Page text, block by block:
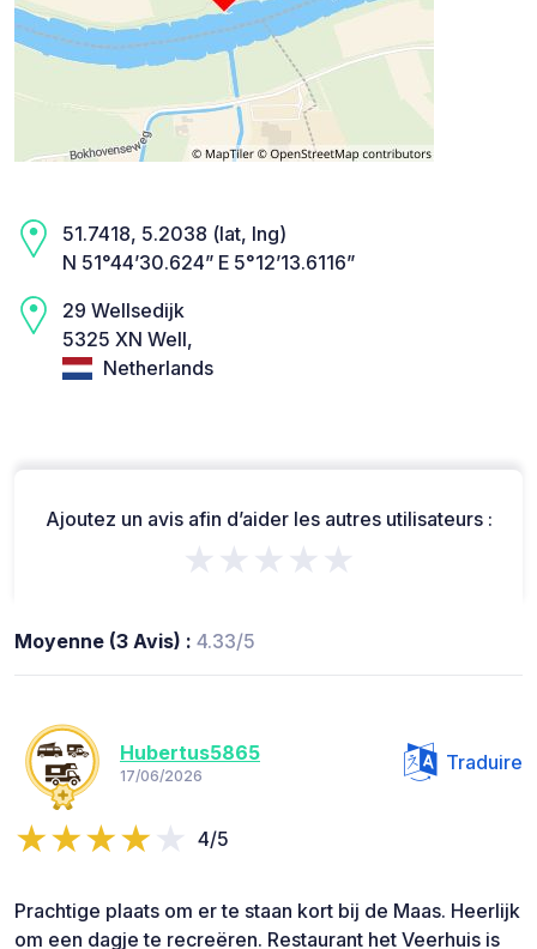
51.7418, 5.2038 (lat, lng)
N 51°44’30.624” E 5°12’13.6116”
29 Wellsedijk
5325 XN Well,
Netherlands
Ajoutez un avis afin d’aider les autres utilisateurs :
★★★★★
Moyenne (3 Avis) : 4.33/5
Hubertus5865
17/06/2026
Traduire
4/5
Prachtige plaats om er te staan kort bij de Maas. Heerlijk
om een dagje te recreëren. Restaurant het Veerhuis is